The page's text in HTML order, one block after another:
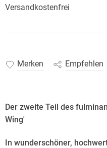
Versandkostenfrei
Merken Empfehlen
Der zweite Teil des
Wing'
In wunderschöner,